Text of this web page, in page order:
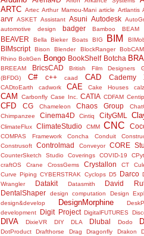
ARTC Artec Arthur Mamou-Mani article Artlantis
arvr ASKET Assistant Asuni Autodesk
automotive design
badger Bamboo BEAM
BEAVER Bella Bieker Boats BIG BIM
BIMscript Bison Blender BlockRanger
Rhino BoltGen Bongo BookShelf Botcha
BREEAM BricsCAD
British Film Designers
(BFDG)
C# c++ caad CAD Cademy
CADtoEarth cadwork CAE Cake Houses
CAM Carbonfly Case Inc. CATIA CDFAM
CFD CG Chameleon Chaos Group
Chimpanzee
Cinema4D Cintiq CityGML
ClimateFlux ClimateStudio CMM CNC
COMPAS Framework Concha Conduit
Construsoft
Controlmad Conveyor CORE
CounterSketch Studio Coverings COVID-19
craftOS
Crane CrossGems Crystallon CT
Curve Piping CYBERSTRAK Cyclops D5 Darco
Wrangler
Datakit Datasmith
David
DentalShaper
design computation
Design
design&develop
DesignMorphine
development
Digit Project DigitalFUTURES
DIVA DixieVR DIY DLA Dlubal Dodo
DotProduct Drafthorse Drag Dragonfly Drakon